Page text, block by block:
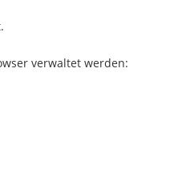
verwaltet werden: